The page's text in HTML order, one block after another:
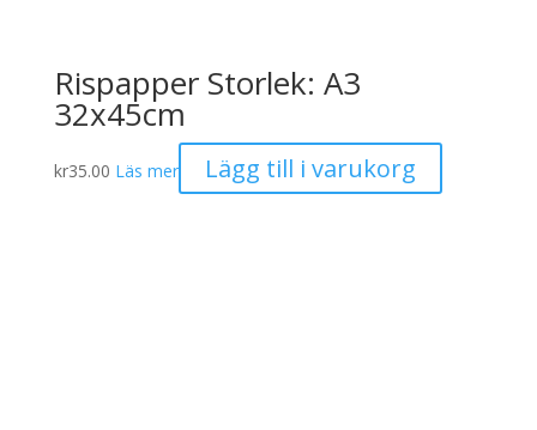
Rispapper Storlek: A3
32x45cm
kr35.00 Läs mer Lägg till i varukorg